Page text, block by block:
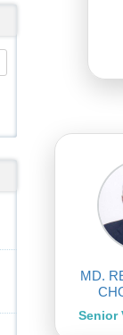
MD.
Senior